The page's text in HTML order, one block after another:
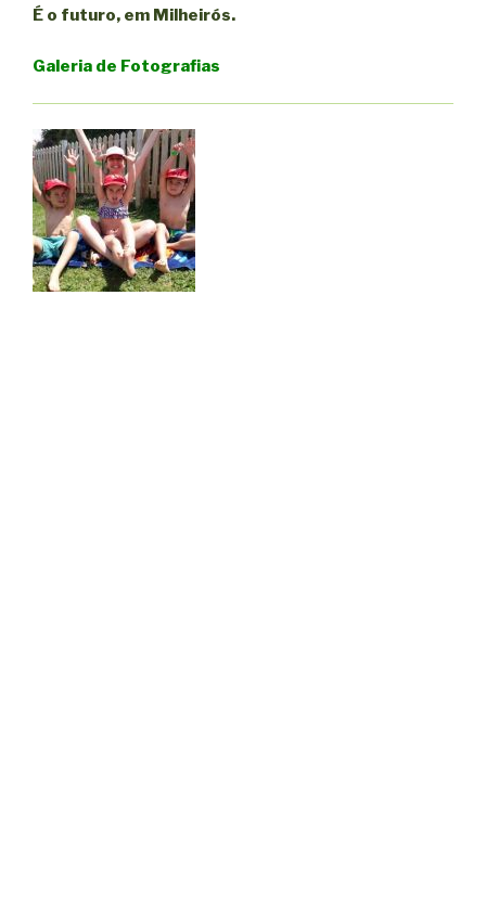
É o futuro, em Milheirós.
Galeria de Fotografias